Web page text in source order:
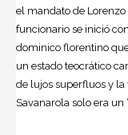
el mandato de
funcionario se inició
dominico florentino
un estado teocrático
de lujos superfluos y
Savanarola solo era un